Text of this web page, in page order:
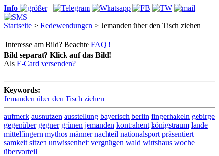
Info
Startseite > Redewendungen > Jemanden über den Tisch ziehen
Interesse am Bild? Beachte FAQ !
Bild separat? Klick auf das Bild!
Als E-Card versenden?
Keywords:
Jemanden über den Tisch ziehen
aufmerk ausnutzen ausstellung bayerisch berlin fingerhakeln gebirge
gegenüber gegner grünen jemanden kontrahent königstraum lande
mittelfingern mythos männer nachteil nationalsport präsentiert
samkeit sitzen unwissenheit vergnügen wald wirtshaus woche
übervorteil